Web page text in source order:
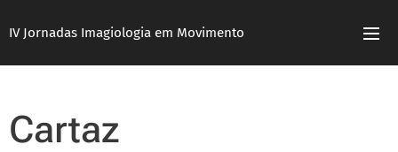
IV Jornadas Imagiologia em Movimento
Cartaz